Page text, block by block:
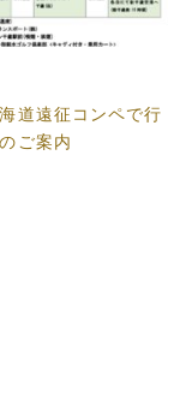
道遠征コンペで行
ご案内